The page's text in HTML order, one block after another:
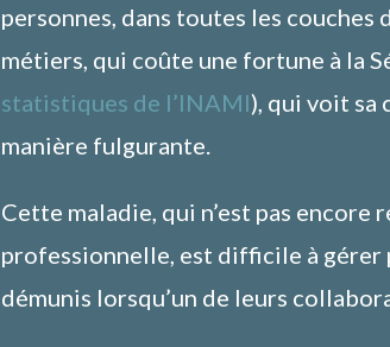
personnes, dans toutes les couches
métiers, qui coûte une fortune à la
statistiques de l’INAMI), qui voit sa
manière fulgurante.
Cette maladie, qui n’est pas encore
professionnelle, est difficile à gérer
démunis lorsqu’un de leurs